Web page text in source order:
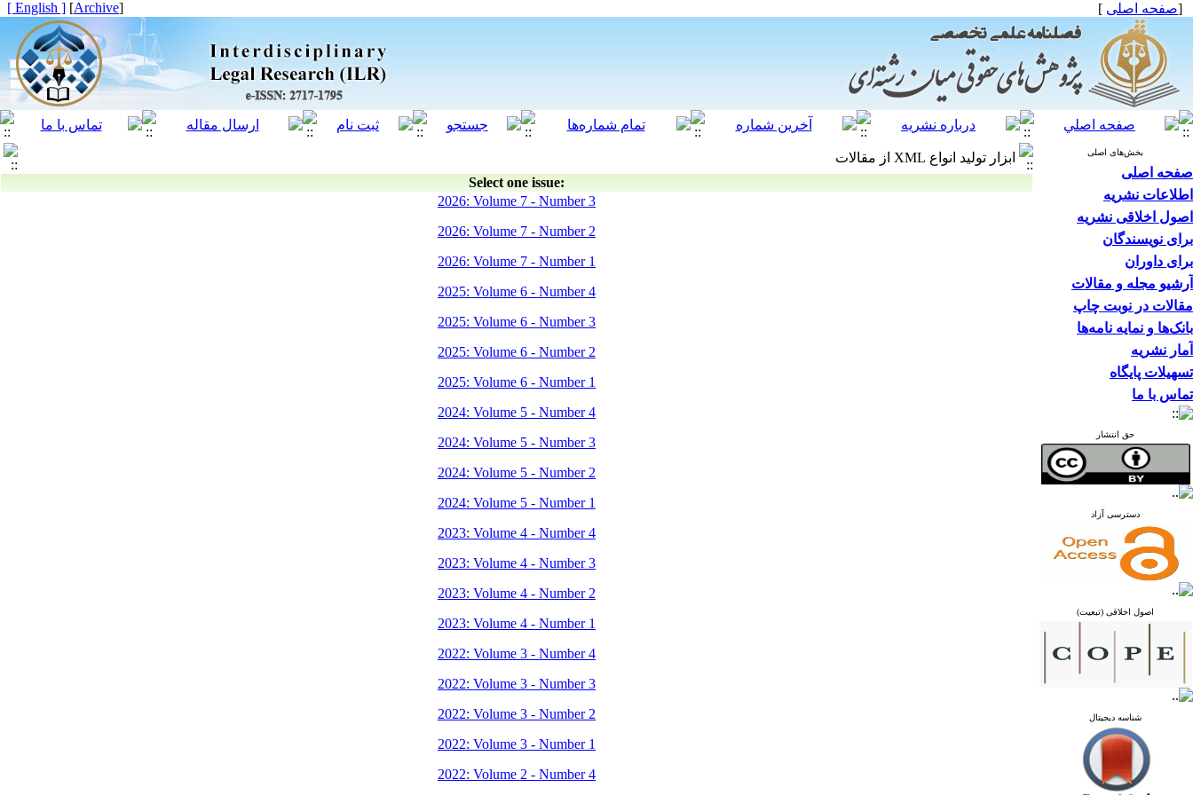
[صفحه اصلی ]
[
Archive
]
[ English ]
بخش‌های اصلی
صفحه اصلی
اطلاعات نشریه
اصول اخلاقی نشریه
برای نویسندگان
برای داوران
آرشیو مجله و مقالات
مقالات در نوبت چاپ
بانک‌ها و نمایه نامه‌ها
آمار نشریه
تسهیلات پایگاه
تماس با ما
حق انتشار
دسترسی آزاد
اصول اخلاقی (تبعیت)
شناسه دیجیتال
ابزار تولید انواع XML از مقالات
Select one issue:
2026: Volume 7 - Number 3
2026: Volume 7 - Number 2
2026: Volume 7 - Number 1
2025: Volume 6 - Number 4
2025: Volume 6 - Number 3
2025: Volume 6 - Number 2
2025: Volume 6 - Number 1
2024: Volume 5 - Number 4
2024: Volume 5 - Number 3
2024: Volume 5 - Number 2
2024: Volume 5 - Number 1
2023: Volume 4 - Number 4
2023: Volume 4 - Number 3
2023: Volume 4 - Number 2
2023: Volume 4 - Number 1
2022: Volume 3 - Number 4
2022: Volume 3 - Number 3
2022: Volume 3 - Number 2
2022: Volume 3 - Number 1
2022: Volume 2 - Number 4